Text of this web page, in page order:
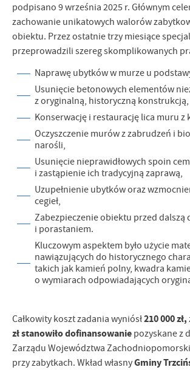
podpisano 9 września 2025 r. Głównym
zachowanie unikatowych walorów
obiektu. Przez ostatnie trzy miesiące
przeprowadzili szereg skomplikowanych
Naprawę ubytków w murze u
Usunięcie betonowych elementów
z oryginalną, historyczną konstrukcją,
Konserwację i restaurację lica muru z
Oczyszczenie murów z zabrudzeń i
narośli,
Usunięcie nieprawidłowych spoin
i zastąpienie ich tradycyjną zaprawą,
Uzupełnienie ubytków oraz
cegieł,
Zabezpieczenie obiektu przed dalszą
i porastaniem.
Kluczowym aspektem było użycie
nawiązujących do historycznego
takich jak kamień polny, kwadra
o wymiarach odpowiadających
Całkowity koszt zadania wyniósł210 000 zł,
zł stanowiło dofinansowanie pozyskane z
Zarządu Województwa
przy zabytkach. Wkład własnyGminy